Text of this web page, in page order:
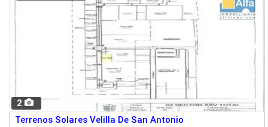
2
Terrenos Solares Velilla De San Antonio